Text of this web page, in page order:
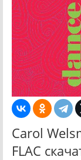
Carol
FLAC